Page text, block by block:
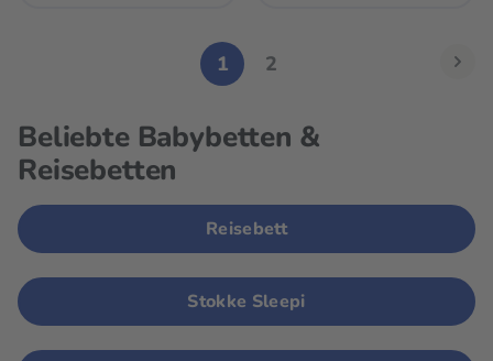
1 2
Beliebte Babybetten &
Reisebetten
Reisebett
Stokke Sleepi